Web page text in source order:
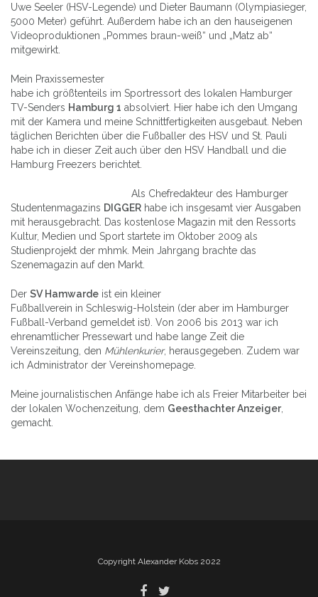
Uwe Seeler (HSV-Legende) und Dieter Baumann (Olympiasieger,
5000 Meter) geführt. Außerdem habe ich an den hauseigenen
Videoproduktionen „Pommes braun-weiß“ und „Matz ab“
mitgewirkt.
Mein Praxissemester
habe ich größtenteils im Sportressort des lokalen Hamburger
TV-Senders Hamburg 1 absolviert. Hier habe ich den Umgang
mit der Kamera und meine Schnittfertigkeiten ausgebaut. Neben
täglichen Berichten über die Fußballer des HSV und St. Pauli
habe ich in dieser Zeit auch über den HSV Handball und die
Hamburg Freezers berichtet.
Als Chefredakteur des Hamburger
Studentenmagazins DIGGER habe ich insgesamt vier Ausgaben
mit herausgebracht. Das kostenlose Magazin mit den Ressorts
Kultur, Medien und Sport startete im Oktober 2009 als
Studienprojekt der mhmk. Mein Jahrgang brachte das
Szenemagazin auf den Markt.
Der SV Hamwarde ist ein kleiner
Fußballverein in Schleswig-Holstein (der aber im Hamburger
Fußball-Verband gemeldet ist). Von 2006 bis 2013 war ich
ehrenamtlicher Pressewart und habe lange Zeit die
Vereinszeitung, den Mühlenkurier, herausgegeben. Zudem war
ich Administrator der Vereinshomepage.
Meine journalistischen Anfänge habe ich als Freier Mitarbeiter bei
der lokalen Wochenzeitung, dem Geesthachter Anzeiger,
gemacht.
Copyright Alexander Kobs 2022